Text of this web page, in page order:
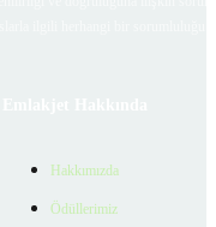
Hakkımızda
Ödüllerimiz